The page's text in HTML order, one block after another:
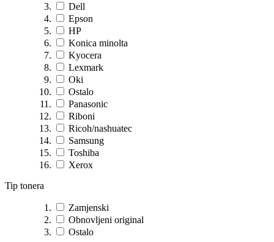
Dell
Epson
HP
Konica minolta
Kyocera
Lexmark
Oki
Ostalo
Panasonic
Riboni
Ricoh/nashuatec
Samsung
Toshiba
Xerox
Tip tonera
Zamjenski
Obnovljeni original
Ostalo